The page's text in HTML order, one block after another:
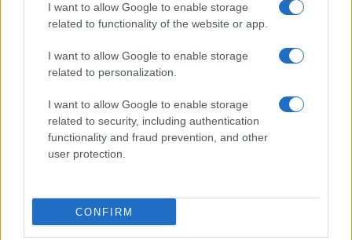
I want to allow Google to enable storage
related to functionality of the website or app.
I want to allow Google to enable storage
related to personalization.
I want to allow Google to enable storage
related to security, including authentication
functionality and fraud prevention, and other
user protection.
CONFIRM
Invia un Comunicato Stampa|Pubblicità|
Vuoi rimanere sempre aggiornato?
Iscriviti alla newsletter di Gallura Oggi e ricevi le nostre
*campo obbligatorio
Indirizzo email *